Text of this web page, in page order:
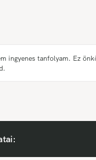
ingyenes tanfolyam. Ez